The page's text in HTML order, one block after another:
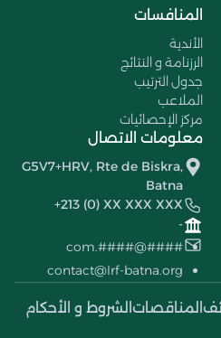
المنافسات
الأندية
الرزنامة و النتائج
جدول الترتيب
الملاعب
مركز الإحصائيات
معلومات الاتصال
G5V7+HRV, Rte de Biskra,
Batna
+213 (0) XX XXX XXX
-
####@####.com
contact@lrf-batna.org
المناقصات الشروط و الأحكام